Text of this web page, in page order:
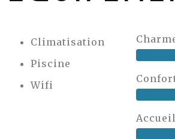
Climatisation
Piscine
Wifi